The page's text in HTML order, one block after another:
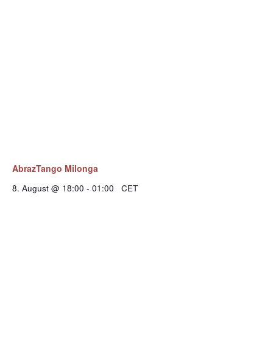
AbrazTango Milonga
8. August @ 18:00 - 01:00 CET